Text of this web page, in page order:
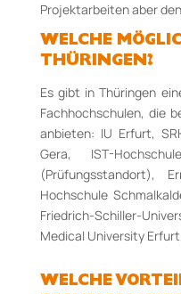
Projektarbeiten aber
WELCHE
THÜRINGEN?
Es gibt in Thüringen
Fachhochschulen, die
anbieten: IU Erfurt,
Gera, IST-
(Prüfungsstandort),
Hochschule
Friedrich-Schiller-
Medical University
WELCHE